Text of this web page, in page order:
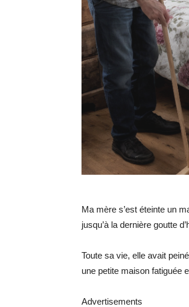
Ma mère s’est éteinte un
jusqu’à la dernière goutte
Toute sa vie, elle avait
une petite maison fatiguée
Advertisements